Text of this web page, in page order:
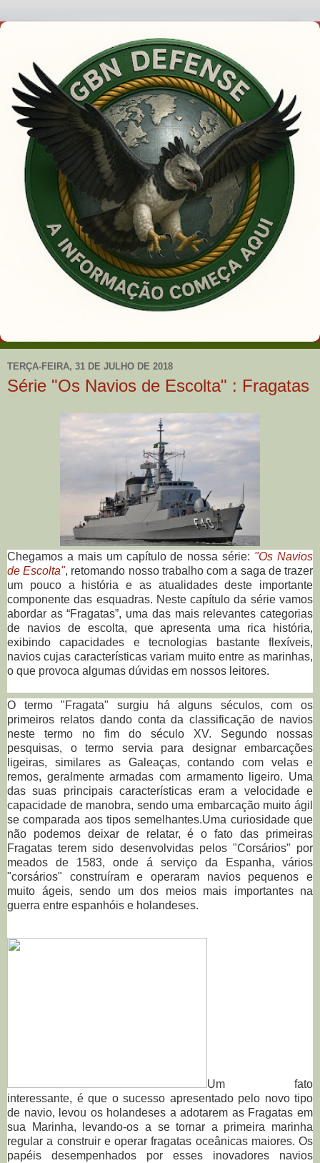
TERÇA-FEIRA, 31 DE JULHO DE 2018
Série "Os Navios de Escolta" : Fragatas
Chegamos a mais um capítulo de nossa série: "Os Navios
de Escolta", retomando nosso trabalho coma saga de trazer
um pouco a história e as atualidades deste importante
componente das esquadras. Neste capítulo da série vamos
abordar as “Fragatas”, uma das mais relevantes categorias
de navios de escolta, que apresenta uma rica história,
exibindo capacidades e tecnologias bastante flexíveis,
navios cujas características variam muito entre as marinhas,
o que provoca algumas dúvidas em nossos leitores.
O termo "Fragata" surgiu há alguns séculos, com os
primeiros relatos dando conta da classificação de navios
neste termo no fim do século XV. Segundo nossas
pesquisas, o termo servia para designar embarcações
ligeiras, similares as Galeaças, contando com velas e
remos, geralmente armadas com armamento ligeiro. Uma
das suas principais características eram a velocidade e
capacidade de manobra, sendo uma embarcação muito ágil
se comparada aos tipos semelhantes.Uma curiosidade que
não podemos deixar de relatar, é o fato das primeiras
Fragatas terem sido desenvolvidas pelos "Corsários" por
meados de 1583, onde á serviço da Espanha, vários
"corsários" construíram e operaram navios pequenos e
muito ágeis, sendo um dos meios mais importantes na
guerra entre espanhóis e holandeses.
Um fato
interessante, é que o sucesso apresentado pelo novo tipo
de navio, levou os holandeses a adotarem as Fragatas em
sua Marinha, levando-os a se tornar a primeira marinha
regular a construir e operar fragatas oceânicas maiores. Os
papéis desempenhados por esses inovadores navios